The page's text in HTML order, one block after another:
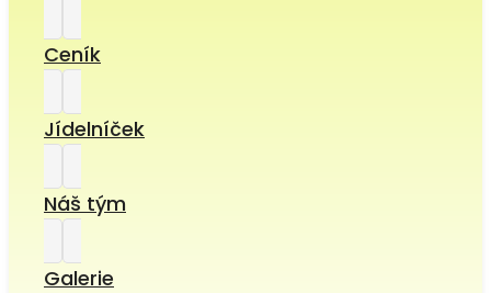
Ceník
Jídelníček
Náš tým
Galerie